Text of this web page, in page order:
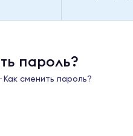
пароль?
Как сменить пароль?